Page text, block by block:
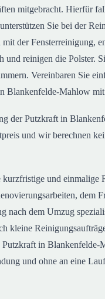
mitgebracht. Hierfür
Sie bei der
mit der Fensterreinigung,
und reinigen die Polster.
Vereinbaren Sie
Blankenfelde-Mahlow mit
der Putzkraft in
und wir berechnen
und einmalige
dem
nach dem Umzug
kleine
Putzkraft in Blankenfelde-
und ohne an eine